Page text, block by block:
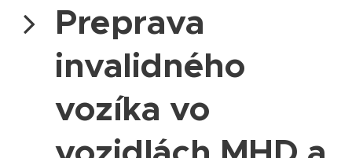
Preprava
invalidného
vozíka vo